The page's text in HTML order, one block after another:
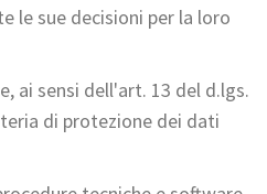
le sue decisioni per la loro
ai sensi dell'art. 13 del d.lgs.
di protezione dei dati